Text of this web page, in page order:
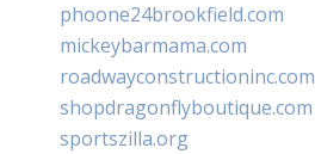
phoone24brookfield.com
mickeybarmama.com
roadwayconstructioninc.com
shopdragonflyboutique.com
sportszilla.org